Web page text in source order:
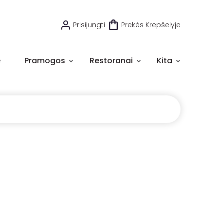
Prisijungti Prekės Krepšelyje
Pramogos Restoranai Kita